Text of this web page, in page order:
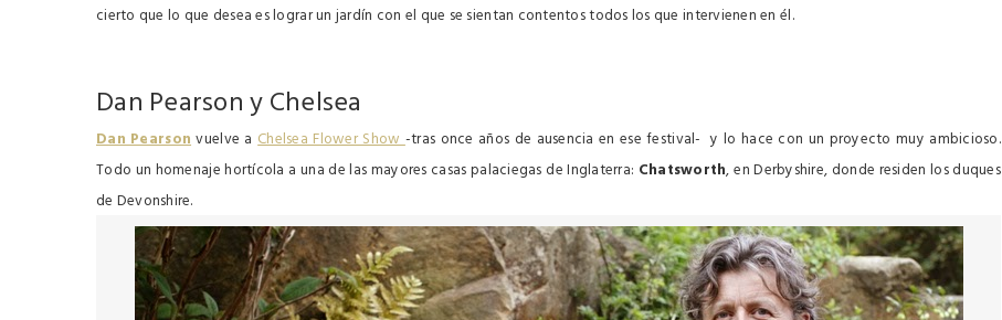
cierto que lo que desea es lograr un jardín con el que se sientan contentos todos los que intervienen en él.
Dan Pearson y Chelsea
Dan Pearsonvuelve aChelsea Flower Show-tras once años de ausencia en ese festival- y lo hace con un proyecto muy ambicioso.
Todo un homenaje hortícola a una de las mayores casas palaciegas de Inglaterra: Chatsworth, en Derbyshire, donde residen los duques
de Devonshire.